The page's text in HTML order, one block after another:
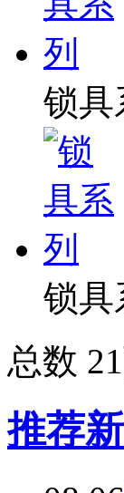
锁具
锁具
总数 21
推荐